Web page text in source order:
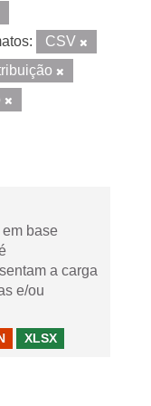
CSV
base
a carga
e/ou
XLSX